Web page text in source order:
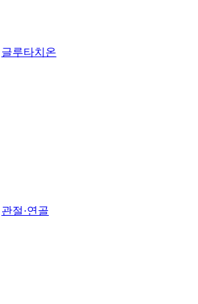
글루타치온
관절·연골